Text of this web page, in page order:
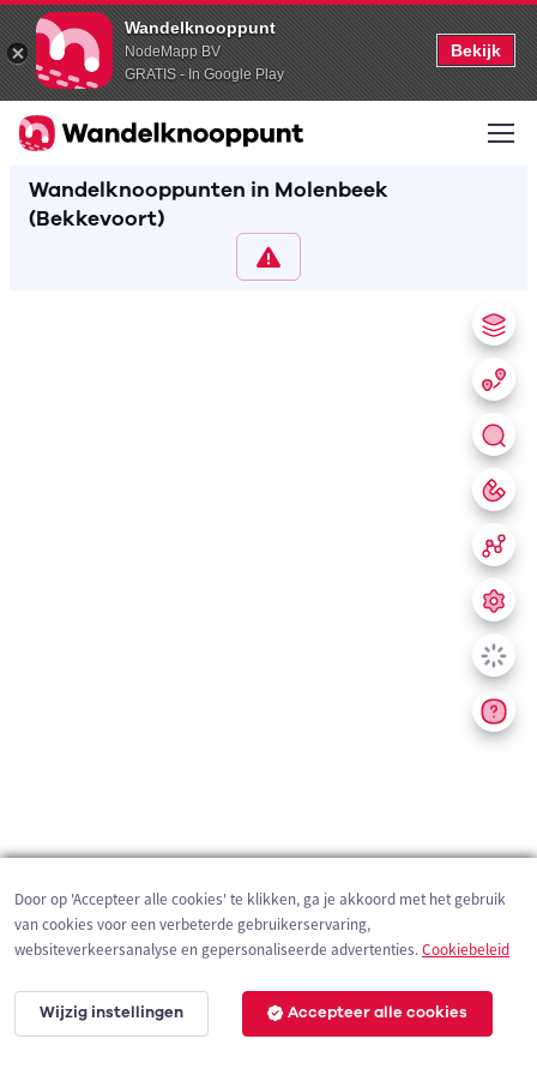
Wandelknooppunt
NodeMapp BV
GRATIS - In Google Play
Bekijk
Wandelknooppunten in Molenbeek
(Bekkevoort)
200 m
Door op 'Accepteer alle cookies' te klikken, ga je akkoord met het gebruik
van cookies voor een verbeterde gebruikerservaring,
websiteverkeersanalyse en gepersonaliseerde advertenties.Cookiebeleid
Wijzig instellingen Accepteer alle cookies